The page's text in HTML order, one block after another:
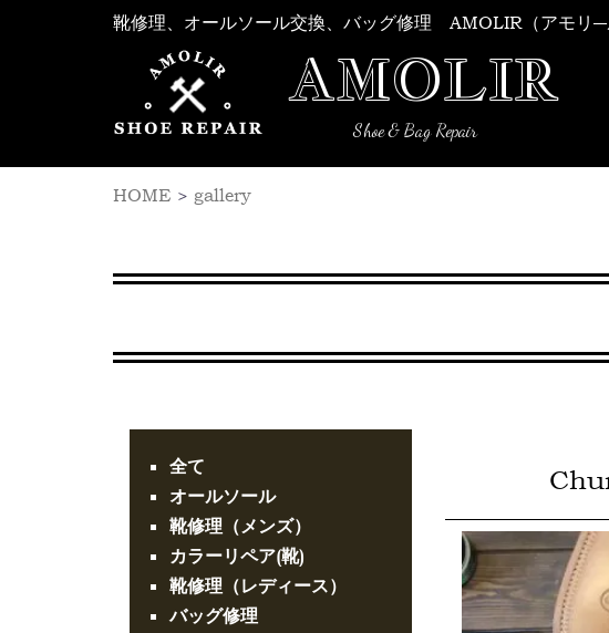
靴修理、オールソール交換、バッグ修理 AMOLIR（アモリ―
AMOLIR
Shoe & Bag Repair
HOME > gallery
全て
オールソール
靴修理（メンズ）
カラーリペア(靴)
靴修理（レディース）
バッグ修理